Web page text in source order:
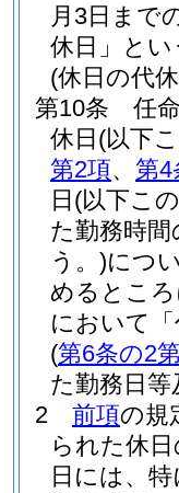
月3日まで
休日」とい
(休日の代
第10条
任
休日 (以下
第2項、 第4
日 (以下こ
た勤務時間
う。)につ
めるとこ
において
(第6条の2
た勤務日
2
前項の規
られた休
日には、